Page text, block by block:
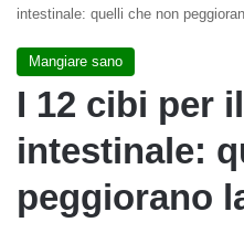
intestinale: quelli che non
Mangiare sano
I 12 cibi per
intestinale:
peggiorano